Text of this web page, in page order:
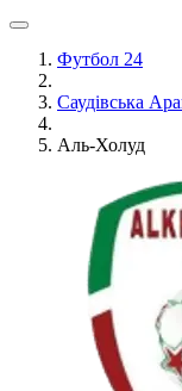
Футбол 24
Саудівська
Аль-Холуд